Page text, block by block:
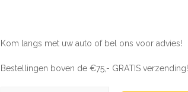
Kom langs met uw auto of bel ons voor advies!
Bestellingen boven de €75,- GRATIS verzending!